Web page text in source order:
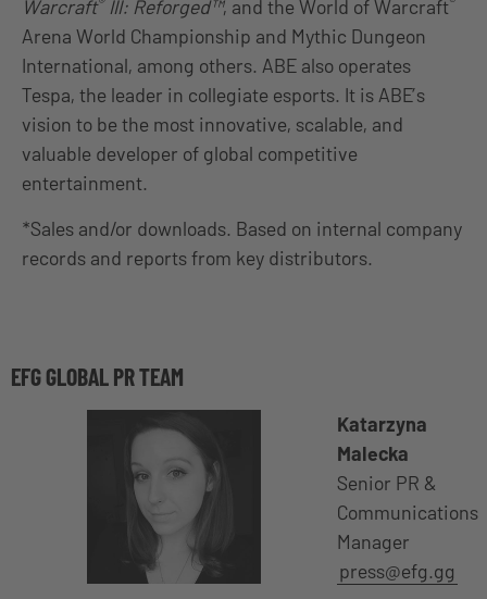
Warcraft III: Reforged™, and the World of Warcraft
Arena World Championship and Mythic Dungeon
International, among others. ABE also operates
Tespa, the leader in collegiate esports. It is ABE’s
vision to be the most innovative, scalable, and
valuable developer of global competitive
entertainment.
*Sales and/or downloads. Based on internal company
records and reports from key distributors.
EFG GLOBAL PR TEAM
Katarzyna
Malecka
Senior PR &
Communications
Manager
press@efg.gg